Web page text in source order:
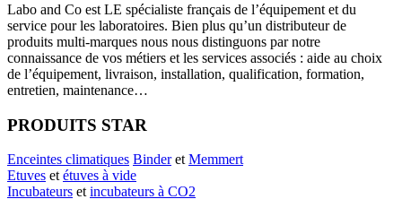
Labo and Co est LE spécialiste français de l’équipement et du
service pour les laboratoires. Bien plus qu’un distributeur de
produits multi-marques nous nous distinguons par notre
connaissance de vos métiers et les services associés : aide au choix
de l’équipement, livraison, installation, qualification, formation,
entretien, maintenance…
PRODUITS STAR
Enceintes climatiques BinderetMemmert
Etuves etétuves à vide
Incubateurs etincubateurs à CO2